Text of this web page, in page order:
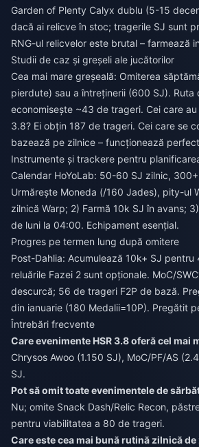
Garden of Plenty Calyx dublu (5-15
dacă ai relicve în stoc; tragerile SJ sunt
RNG-ul relicvelor este brutal – farmează
Studii de caz și greșeli ale jucătorilor
Cea mai mare greșeală: Omiterea
pierdute) sau a întreținerii (600 SJ). Ruta
economisește ~43 de trageri. Cei care
3.8? Ei obțin 187 de trageri. Cei care se
bazează pe zilnice – funcționează
Instrumente și trackere pentru
Calendar HoYoLab: 50-60 SJ zilnic,
Urmărește Moneda (/160 Jades), pity-ul
zilnică Warp; 2) Farmă 10k SJ în avans;
de luni la 04:00. Echipament esențial.
Progres pe termen lung după omitere
Post-Dahlia: Acumulează 10k+ SJ pentru
reluările Fazei 2 sunt opționale. MoC/
descurcă; 56 de trageri F2P de bază.
din ianuarie (180 Medalii=10P). Pregătit
Întrebări frecvente
Care evenimente HSR 3.8 oferă cel mai
Chrysos Awoo (1.150 SJ), MoC/PF/AS
SJ.
Pot să omit toate evenimentele de
Nu; omite Snack Dash/Relic Recon,
pentru viabilitatea a 80 de trageri.
Care este cea mai bună rutină zilnică de